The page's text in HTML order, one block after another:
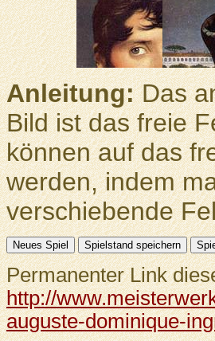
Anleitung:Das
Bild ist das freie
können auf das
werden, indem
verschiebende
Permanenter Link
http://
auguste-dominique-